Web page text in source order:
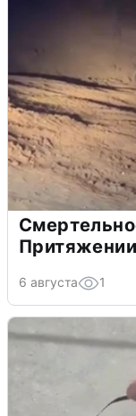
Притяжении
6 августа 1